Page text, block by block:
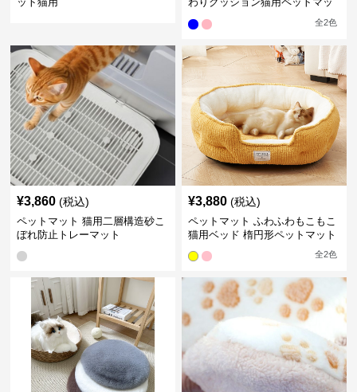
全2色
¥3,860 (税込)
ペットマット 猫用二層構造砂こ
ぼれ防止トレーマット
¥3,880 (税込)
ペットマット ふわふわもこもこ
猫用ベッド 楕円形ペットマット
全2色